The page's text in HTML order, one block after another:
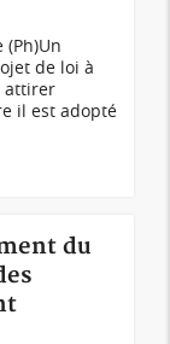
(Ph)Un
de loi à
attirer
il est adopté
du